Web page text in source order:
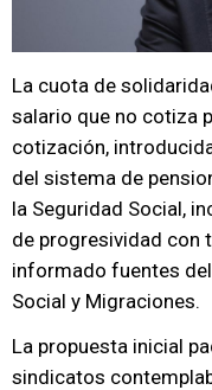
La cuota de
salario que no cotiza
cotización,
del sistema de
la Seguridad Social,
de progresividad con
informado fuentes
Social y Migraciones.
La propuesta inicial
sindicatos